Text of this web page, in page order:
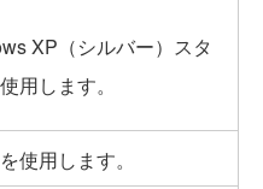
XP（シルバー）スタ
用します。
使用します。